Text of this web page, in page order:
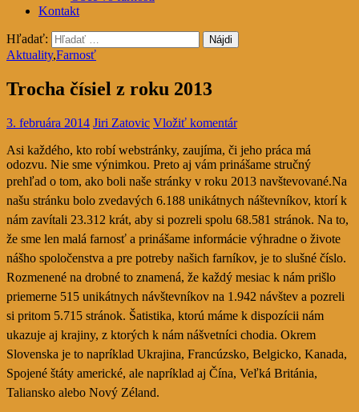
Kontakt
Hľadať:
Aktuality,Farnosť
Trocha čísiel z roku 2013
3. februára 2014 Jiri Zatovic Vložiť komentár
Asi každého, kto robí webstránky, zaujíma, či jeho práca má
odozvu. Nie sme výnimkou. Preto aj vám prinášame stručný
prehľad o tom, ako boli naše stránky v roku 2013 navštevované.Na
našu stránku bolo zvedavých 6.188 unikátnych náštevníkov, ktorí k
nám zavítali 23.312 krát, aby si pozreli spolu 68.581 stránok. Na to,
že sme len malá farnosť a prinášame informácie výhradne o živote
nášho spoločenstva a pre potreby našich farníkov, je to slušné číslo.
Rozmenené na drobné to znamená, že každý mesiac k nám prišlo
priemerne 515 unikátnych návštevníkov na 1.942 návštev a pozreli
si pritom 5.715 stránok. Šatistika, ktorú máme k dispozícii nám
ukazuje aj krajiny, z ktorých k nám nášvetníci chodia. Okrem
Slovenska je to napríklad Ukrajina, Francúzsko, Belgicko, Kanada,
Spojené štáty americké, ale napríklad aj Čína, Veľká Británia,
Taliansko alebo Nový Zéland.